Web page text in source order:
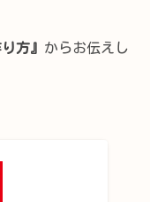
方』 からお伝えし